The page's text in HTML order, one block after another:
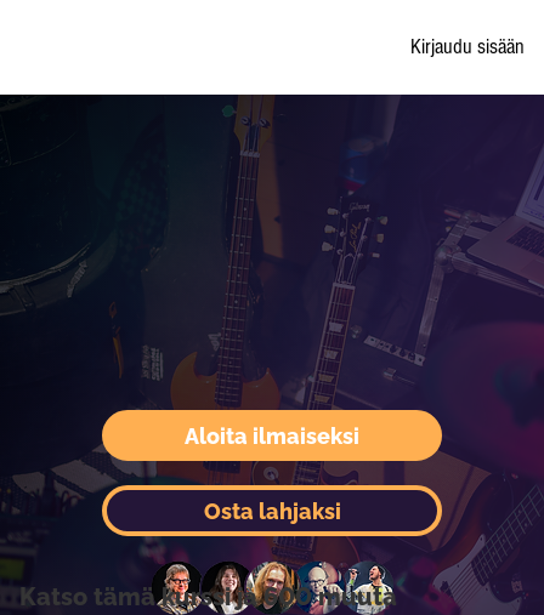
Kirjaudu sisään
Aloita ilmaiseksi
Katso tämä kurssi ja 600 muuta
Osta lahjaksi